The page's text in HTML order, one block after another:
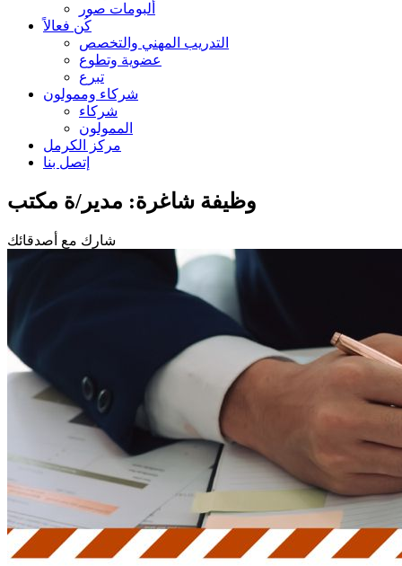
ألبومات صور
كُن فعالاً
التدريب المهني والتخصص
عضوية وتطوع
تبرع
شركاء وممولون
شركاء
الممولون
مركز الكرمل
إتصل بنا
وظيفة شاغرة: مدير/ة مكتب
شارك مع أصدقائك